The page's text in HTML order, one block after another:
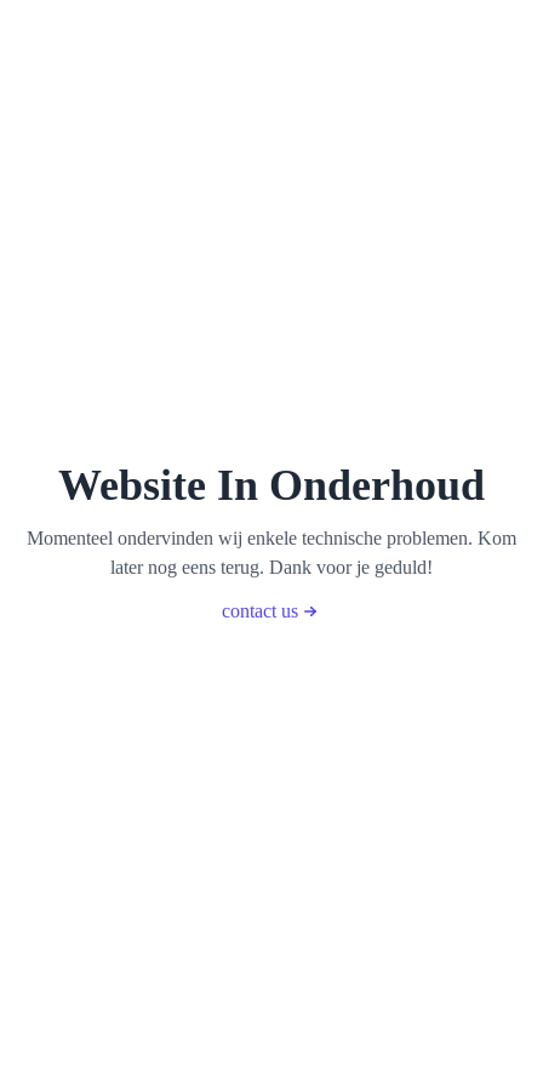
Website In Onderhoud
Momenteel ondervinden wij enkele technische problemen. Kom
later nog eens terug. Dank voor je geduld!
contact us